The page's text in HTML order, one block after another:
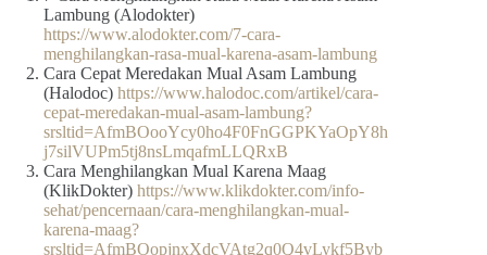
Lambung (Alodokter)
https://www.alodokter.com/7-cara-
menghilangkan-rasa-mual-karena-asam-lambung
Cara Cepat Meredakan Mual Asam Lambung
(Halodoc) https://www.halodoc.com/artikel/cara-
cepat-meredakan-mual-asam-lambung?
srsltid=AfmBOooYcy0ho4F0FnGGPKYaOpY8h
j7silVUPm5tj8nsLmqafmLLQRxB
Cara Menghilangkan Mual Karena Maag
(KlikDokter) https://www.klikdokter.com/info-
sehat/pencernaan/cara-menghilangkan-mual-
karena-maag?
srsltid=AfmBOopjnxXdcVAtg2q0Q4vLykf5Byb